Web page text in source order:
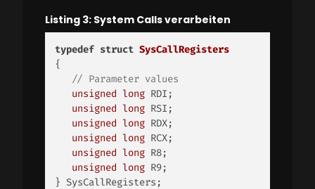
Listing 3: System Calls verarbeiten
typedef struct SysCallRegisters
{
// Parameter values
unsigned long RDI;
unsigned long RSI;
unsigned long RDX;
unsigned long RCX;
unsigned long R8;
unsigned long R9;